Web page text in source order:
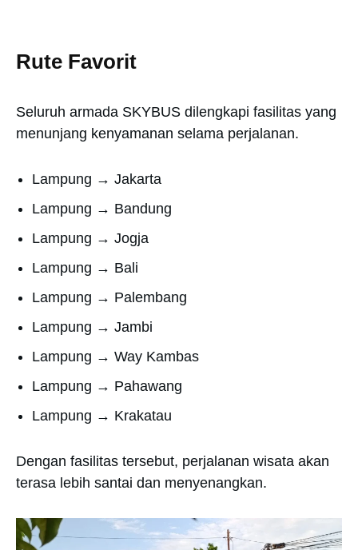
Rute Favorit
Seluruh armada SKYBUS dilengkapi fasilitas yang
menunjang kenyamanan selama perjalanan.
Lampung → Jakarta
Lampung → Bandung
Lampung → Jogja
Lampung → Bali
Lampung → Palembang
Lampung → Jambi
Lampung → Way Kambas
Lampung → Pahawang
Lampung → Krakatau
Dengan fasilitas tersebut, perjalanan wisata akan
terasa lebih santai dan menyenangkan.